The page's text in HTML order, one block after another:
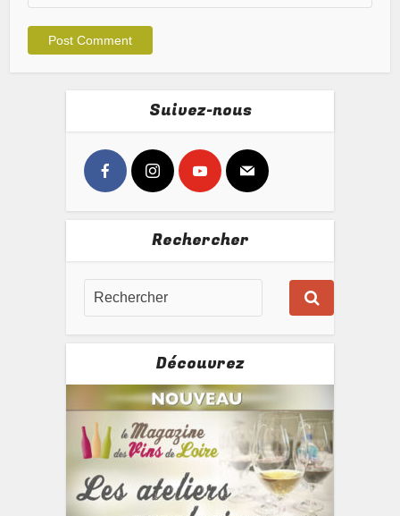
Suivez-nous
Rechercher
Découvrez